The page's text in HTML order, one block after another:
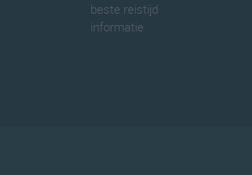
beste reistijd
informatie